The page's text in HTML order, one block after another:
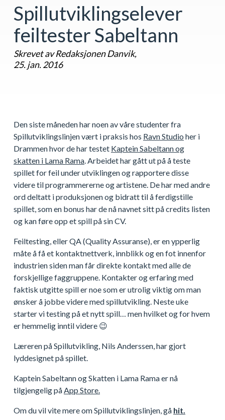
Spillutviklingselever
feiltester Sabeltann
Skrevet av Redaksjonen Danvik,
25. jan. 2016
Den siste måneden har noen av våre studenter fra
Spillutviklingslinjen vært i praksis hos Ravn Studio her i
Drammen hvor de har testet Kaptein Sabeltann og
skatten i Lama Rama . Arbeidet har gått ut på å teste
spillet for feil under utviklingen og rapportere disse
videre til programmererne og artistene. De har med andre
ord deltatt i produksjonen og bidratt til å ferdigstille
spillet, som en bonus har de nå navnet sitt på credits listen
og kan føre opp et spill på sin CV.
Feiltesting, eller QA (Quality Assuranse), er en ypperlig
måte å få et kontaktnettverk, innblikk og en fot innenfor
industrien siden man får direkte kontakt med alle de
forskjellige faggruppene. Kontakter og erfaring med
faktisk utgitte spill er noe som er utrolig viktig om man
ønsker å jobbe videre med spillutvikling. Neste uke
starter vi testing på et nytt spill… men hvilket og for hvem
er hemmelig inntil videre 😉
Læreren på Spillutvikling, Nils Anderssen, har gjort
lyddesignet på spillet.
Kaptein Sabeltann og Skatten i Lama Rama er nå
tilgjengelig på App Store.
Om du vil vite mere om Spillutviklingslinjen, gå hit.